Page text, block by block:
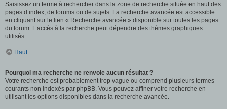
Saisissez un terme à rechercher dans la zone de recherche située en haut des
pages d’index, de forums ou de sujets. La recherche avancée est accessible
en cliquant sur le lien « Recherche avancée » disponible sur toutes les pages
du forum. L’accès à la recherche peut dépendre des thèmes graphiques
utilisés.
Haut
Pourquoi ma recherche ne renvoie aucun résultat ?
Votre recherche est probablement trop vague ou comprend plusieurs termes
courants non indexés par phpBB. Vous pouvez affiner votre recherche en
utilisant les options disponibles dans la recherche avancée.